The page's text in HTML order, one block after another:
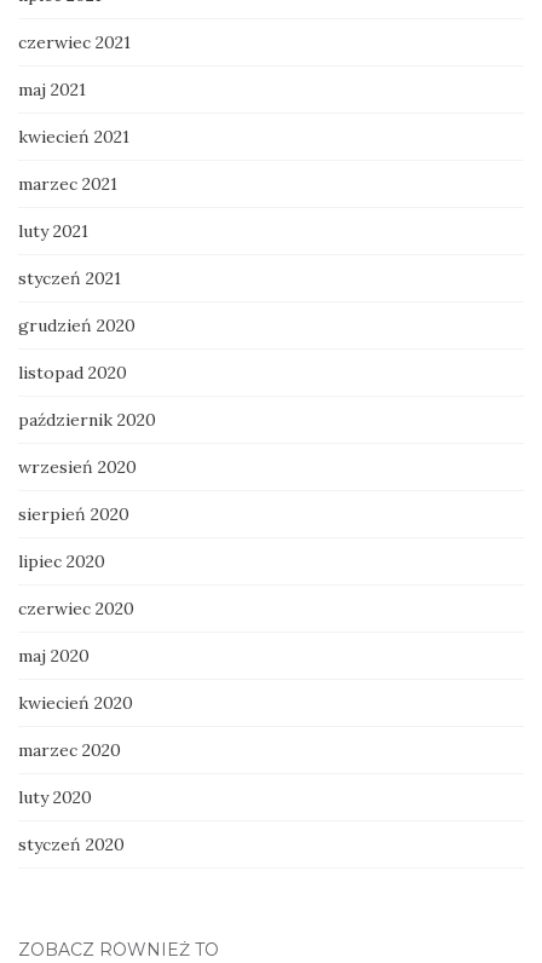
czerwiec 2021
maj 2021
kwiecień 2021
marzec 2021
luty 2021
styczeń 2021
grudzień 2020
listopad 2020
październik 2020
wrzesień 2020
sierpień 2020
lipiec 2020
czerwiec 2020
maj 2020
kwiecień 2020
marzec 2020
luty 2020
styczeń 2020
ZOBACZ RÓWNIEŻ TO